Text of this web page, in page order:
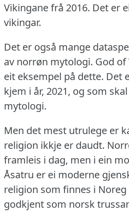
Vikingane frå 2016. Det er
vikingar.
Det er også mange
av norrøn mytologi. God of
eit eksempel på dette. Det
kjem i år, 2021, og som
mytologi.
Men det mest utrulege er
religion ikkje er daudt.
framleis i dag, men i ein
Åsatru er ei moderne
religion som finnes i Noreg
godkjent som norsk